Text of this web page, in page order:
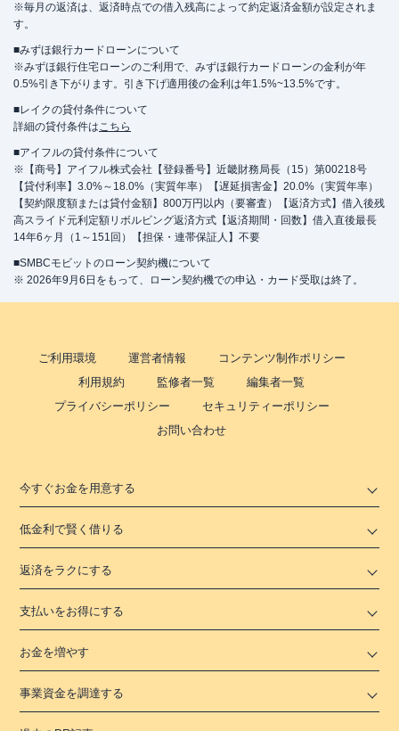
※毎月の返済は、返済時点での借入残高によって約定返済金額が設定されま
す。
■みずほ銀行カードローンについて
※みずほ銀行住宅ローンのご利用で、みずほ銀行カードローンの金利が年
0.5%引き下がります。引き下げ適用後の金利は年1.5%~13.5%です。
■レイクの貸付条件について
詳細の貸付条件はこちら
■アイフルの貸付条件について
※【商号】アイフル株式会社【登録番号】近畿財務局長（15）第00218号
【貸付利率】3.0%～18.0%（実質年率）【遅延損害金】20.0%（実質年率）
【契約限度額または貸付金額】800万円以内（要審査）【返済方式】借入後残
高スライド元利定額リボルビング返済方式【返済期間・回数】借入直後最長
14年6ヶ月（1～151回）【担保・連帯保証人】不要
■SMBCモビットのローン契約機について
※ 2026年9月6日をもって、ローン契約機での申込・カード受取は終了。
ご利用環境 運営者情報
コンテンツ制作ポリシー
利用規約
監修者一覧
編集者一覧
プライバシーポリシー
セキュリティーポリシー
お問い合わせ
今すぐお金を用意する
低金利で賢く借りる
返済をラクにする
支払いをお得にする
お金を増やす
事業資金を調達する